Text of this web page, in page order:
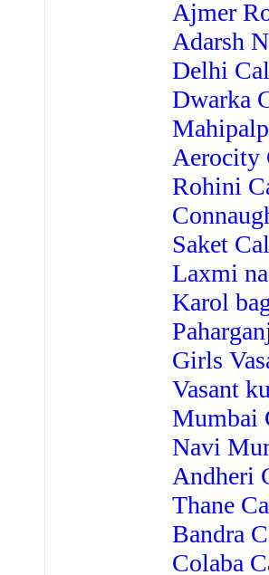
Ajmer
Adarsh
Delhi
Dwarka
Aerocity
Rohini
Saket
Laxmi
Karol
Girls
Vasant
Mumbai
Navi
Andheri
Thane
Bandra
Colaba